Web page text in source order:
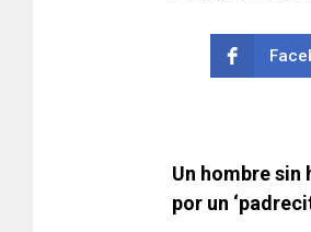
Un hombre sin
por un